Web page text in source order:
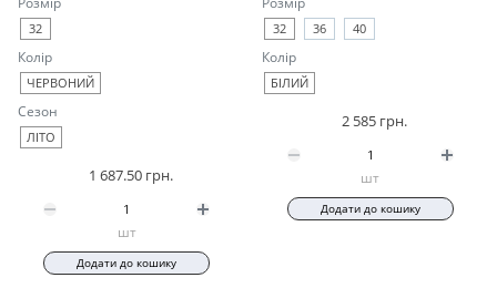
32
Колір
ЧЕРВОНИЙ
Сезон
ЛІТО
1 687.50 грн.
шт
Додати до кошику
32 36 40
Колір
БІЛИЙ
2 585 грн.
шт
Додати до кошику